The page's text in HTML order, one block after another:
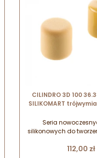
CILINDRO 3D 100
SILIKOMART
kształcie
Seria
silikonowych do
idealnie sprawdzą się
Cena
112,00 zł